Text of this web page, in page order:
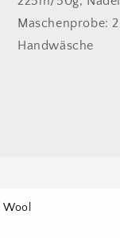
Maschenprobe:
Handwäsche